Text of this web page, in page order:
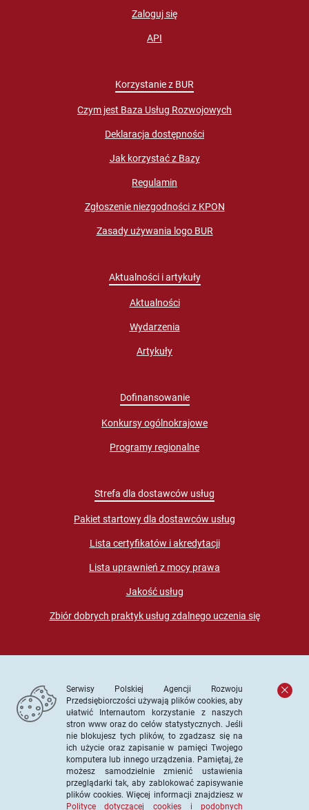
Zaloguj się
API
Korzystanie z BUR
Czym jest Baza Usług Rozwojowych
Deklaracja dostępności
Jak korzystać z Bazy
Regulamin
Zgłoszenie niezgodności z KPON
Zasady używania logo BUR
Aktualności i artykuły
Aktualności
Wydarzenia
Artykuły
Dofinansowanie
Konkursy ogólnokrajowe
Programy regionalne
Strefa dla dostawców usług
Pakiet startowy dla dostawców usług
Lista certyfikatów i akredytacji
Lista uprawnień z mocy prawa
Jakość usług
Zbiór dobrych praktyk usług zdalnego uczenia się
© PARP. Wszelkie prawa zastrzeżone
Projekt współfinansowany ze środków Unii Europejskiej w
ramach Europejskiego Funduszu Społecznego
Serwisy Polskiej Agencji Rozwoju
Przedsiębiorczości używają plików cookies, aby
ułatwić Internautom korzystanie z naszych
stron www oraz do celów statystycznych. Jeśli
nie blokujesz tych plików, to zgadzasz się na
ich użycie oraz zapisanie w pamięci Twojego
komputera lub innego urządzenia. Pamiętaj, że
możesz samodzielnie zmienić ustawienia
przeglądarki tak, aby zablokować zapisywanie
plików cookies. Więcej informacji znajdziesz w
Polityce dotyczącej cookies i podobnych